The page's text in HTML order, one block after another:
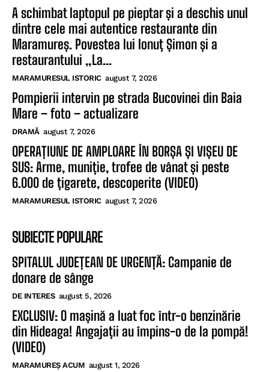
A schimbat laptopul pe pieptar și a deschis unul
dintre cele mai autentice restaurante din
Maramureș. Povestea lui Ionuț Șimon și a
restaurantului „La...
MARAMURESUL ISTORIC august 7, 2026
Pompierii intervin pe strada Bucovinei din Baia
Mare – foto – actualizare
DRAMĂ august 7, 2026
OPERAȚIUNE DE AMPLOARE ÎN BORȘA ȘI VIȘEU DE
SUS: Arme, muniție, trofee de vânat și peste
6.000 de țigarete, descoperite (VIDEO)
MARAMURESUL ISTORIC august 7, 2026
SUBIECTE POPULARE
SPITALUL JUDEȚEAN DE URGENȚĂ: Campanie de
donare de sânge
DE INTERES august 5, 2026
EXCLUSIV: O mașină a luat foc într-o benzinărie
din Hideaga! Angajații au împins-o de la pompă!
(VIDEO)
MARAMUREȘ ACUM august 1, 2026